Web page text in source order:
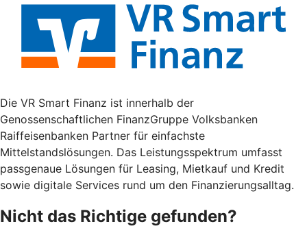
Die VR Smart Finanz ist innerhalb der
Genossenschaftlichen FinanzGruppe Volksbanken
Raiffeisenbanken Partner für einfachste
Mittelstandslösungen. Das Leistungsspektrum umfasst
passgenaue Lösungen für Leasing, Mietkauf und Kredit
sowie digitale Services rund um den Finanzierungsalltag.
Nicht das Richtige gefunden?